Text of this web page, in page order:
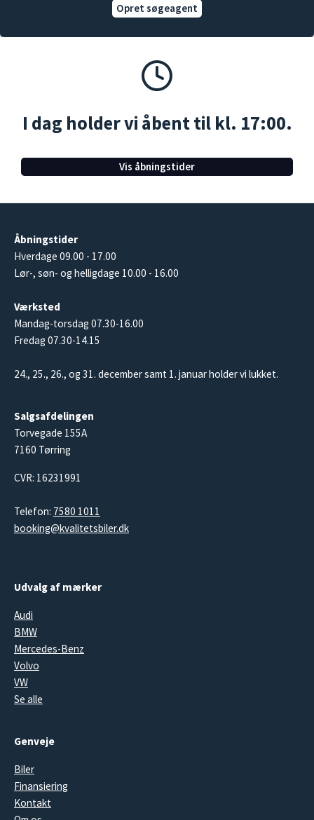
Opret søgeagent
I dag holder vi åbent til kl. 17:00.
Vis åbningstider
Åbningstider
Hverdage 09.00 - 17.00
Lør-, søn- og helligdage 10.00 - 16.00
Værksted
Mandag-torsdag 07.30-16.00
Fredag 07.30-14.15
24., 25., 26., og 31. december samt 1. januar holder vi lukket.
Salgsafdelingen
Torvegade 155A
7160 Tørring
CVR: 16231991
Telefon: 7580 1011
booking@kvalitetsbiler.dk
Udvalg af mærker
Audi
BMW
Mercedes-Benz
Volvo
VW
Se alle
Genveje
Biler
Finansiering
Kontakt